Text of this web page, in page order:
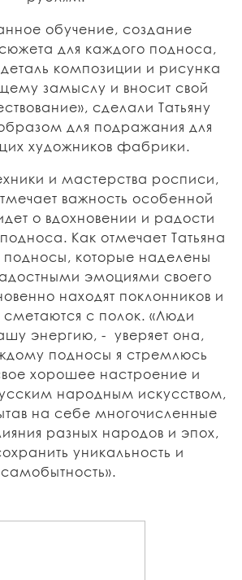
обучение, создание
для каждого подноса,
композиции и рисунка
замыслу и вносит свой
сделали Татьяну
для подражания для
художников фабрики.
и мастерства росписи,
важность особенной
о вдохновении и радости
Как отмечает Татьяна
подносы, которые наделены
эмоциями своего
находят поклонников и
сметаются с полок. «Люди
энергию, - уверяет она,
подносы я стремлюсь
хорошее настроение и
народным искусством,
на себе многочисленные
разных народов и эпох,
уникальность и
самобытность».